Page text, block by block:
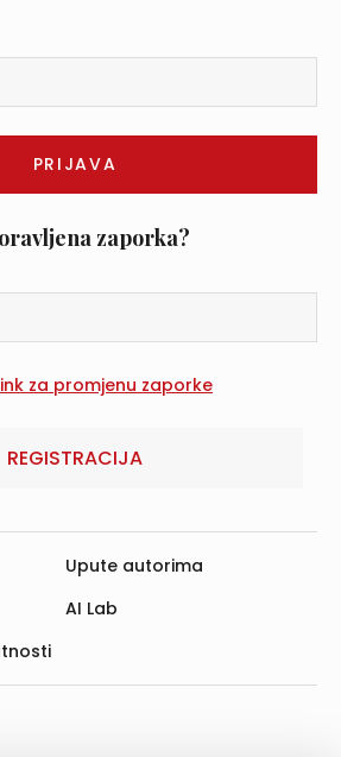
zaporka?
REGISTRACIJA
Upute autorima
AI Lab